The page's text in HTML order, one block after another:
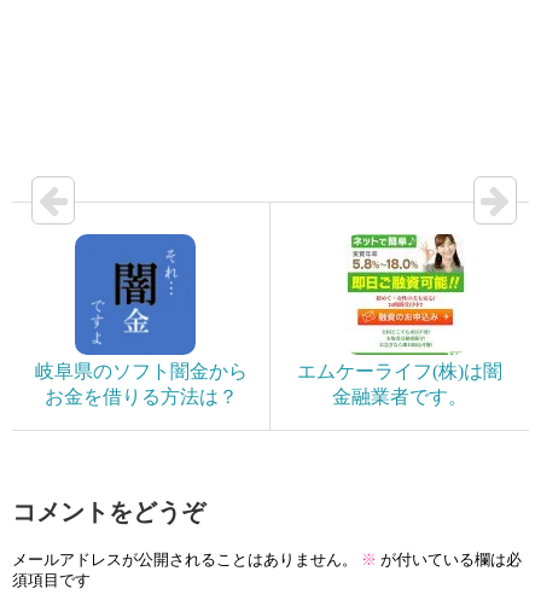
岐阜県のソフト闇金から
お金を借りる方法は？
エムケーライフ(株)は闇
金融業者です。
コメントをどうぞ
メールアドレスが公開されることはありません。 ※ が付いている欄は必
須項目です